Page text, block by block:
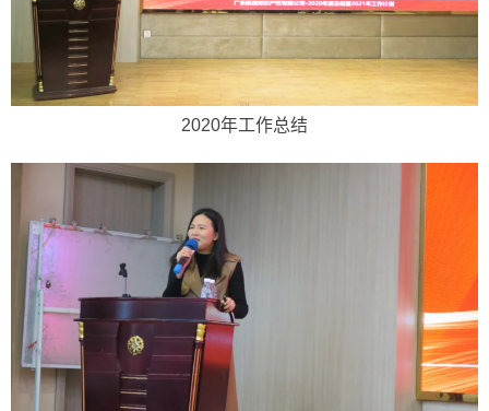
2020年工作总结